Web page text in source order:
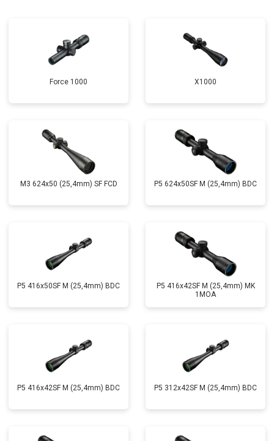
Force 1000 X1000
M3 624x50 (25,4mm) SF FCD P5 624x50SF M (25,4mm) BDC
P5 416x50SF M (25,4mm) BDC
P5 416x42SF M (25,4mm) MK
1MOA
P5 416x42SF M (25,4mm) BDC P5 312x42SF M (25,4mm) BDC